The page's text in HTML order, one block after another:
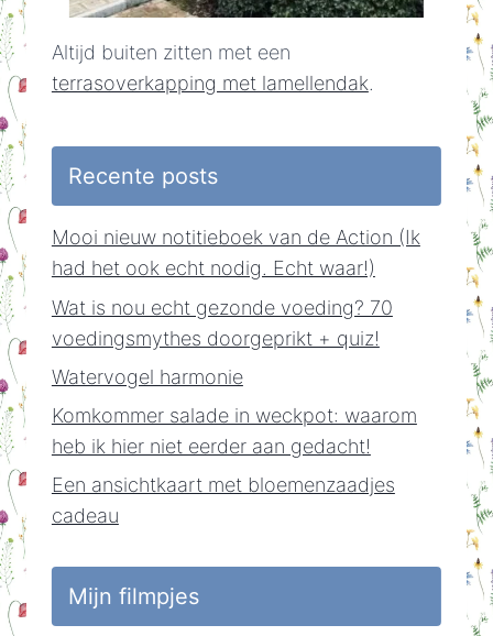
Altijd buiten zitten met een
terrasoverkapping met lamellendak.
Recente posts
Mooi nieuw notitieboek van de Action (Ik
had het ook echt nodig. Echt waar!)
Wat is nou echt gezonde voeding? 70
voedingsmythes doorgeprikt + quiz!
Watervogel harmonie
Komkommer salade in weckpot: waarom
heb ik hier niet eerder aan gedacht!
Een ansichtkaart met bloemenzaadjes
cadeau
Mijn filmpjes